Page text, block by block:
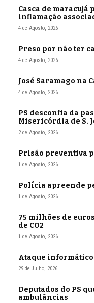
Casca de maracujá
inflamação
4 de Agosto, 2026
Preso por não ter
4 de Agosto, 2026
José Saramago na
4 de Agosto, 2026
PS desconfia da
Misericórdia de S.
2 de Agosto, 2026
Prisão preventiva
1 de Agosto, 2026
Polícia apreende
1 de Agosto, 2026
75 milhões de
de CO2
1 de Agosto, 2026
Ataque
29 de Julho, 2026
Deputados do PS
ambulâncias